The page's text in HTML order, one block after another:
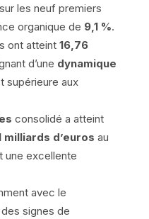
sur les neuf premiers
organique de 9,1 %.
ont atteint 16,76
d’une dynamique
supérieure aux
consolidé a atteint
milliards d’euros au
une excellente
avec le
signes de